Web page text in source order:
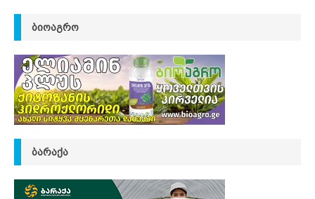
ᲑᲘᲝᲐᲒᲠᲝ
ᲑᲐᲠᲐᲥᲐ